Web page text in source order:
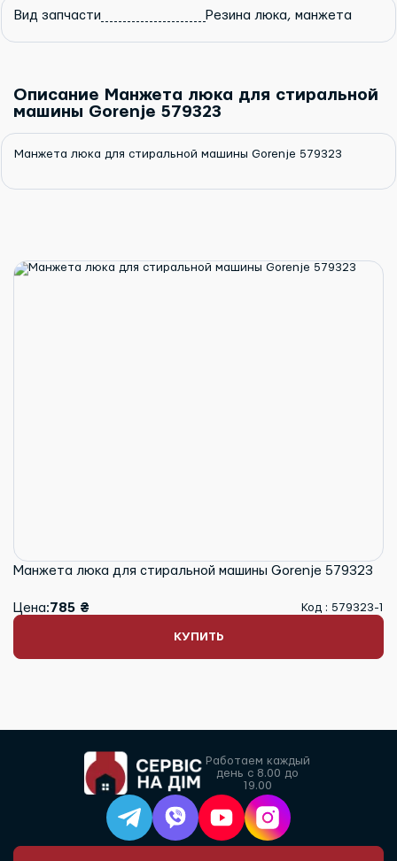
Вид запчасти Резина люка, манжета
Описание Манжета люка для стиральной
машины Gorenje 579323
Манжета люка для стиральной машины Gorenje 579323
Манжета люка для стиральной машины Gorenje 579323
Цена:785 ₴ Код : 579323-1
КУПИТЬ
Работаем каждый
день с 8.00 до
19.00